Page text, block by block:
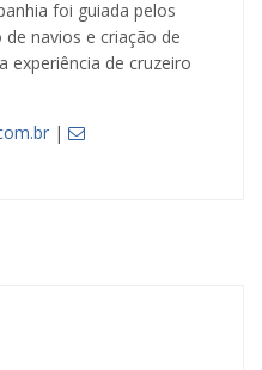
foi guiada pelos
navios e criação de
experiência de cruzeiro
|